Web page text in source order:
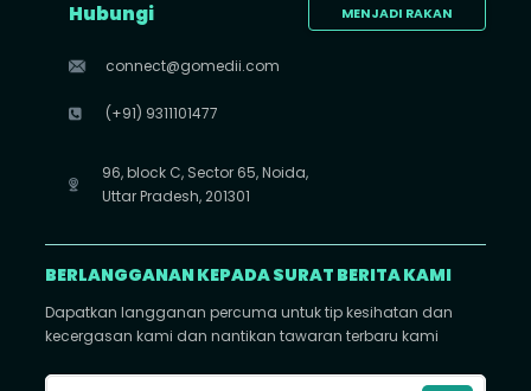
MENJADI RAKAN
Hubungi
connect@gomedii.com
(+91) 9311101477
96, block C, Sector 65, Noida,
Uttar Pradesh, 201301
BERLANGGANAN KEPADA SURAT BERITA KAMI
Dapatkan langganan percuma untuk tip kesihatan dan
kecergasan kami dan nantikan tawaran terbaru kami